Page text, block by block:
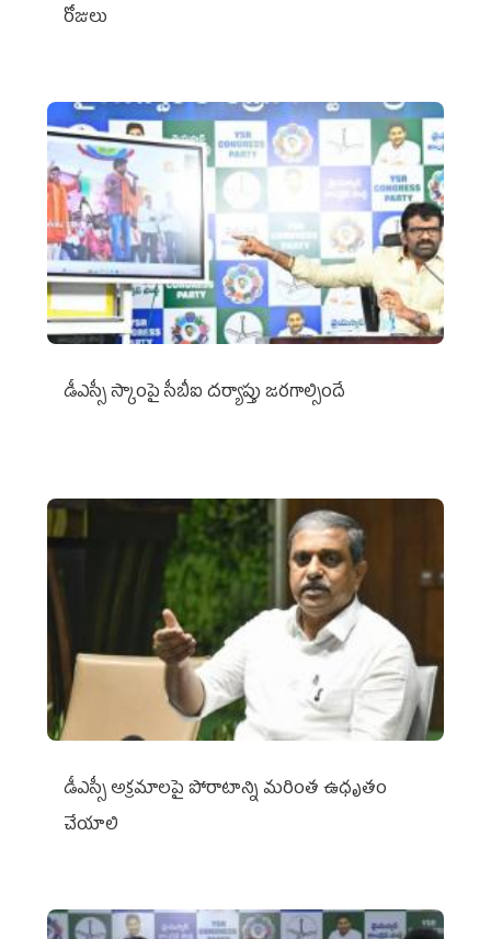
రోజులు
డీఎస్సీ స్కాంపై సీబీఐ దర్యాప్తు జరగాల్సిందే
డీఎస్సీ అక్రమాలపై పోరాటాన్ని మరింత ఉధృతం
చేయాలి